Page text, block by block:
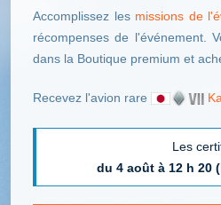
Accomplissez les missions de
récompenses de l'événement.
dans la Boutique premium et
Recevez l'avion rare
Les
du 4 août à 12 h 20